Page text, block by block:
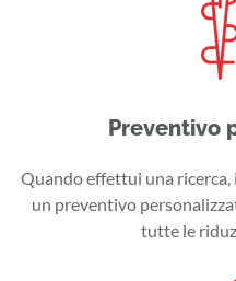
Preventivo
Quando effettui una
un preventivo
tutte le